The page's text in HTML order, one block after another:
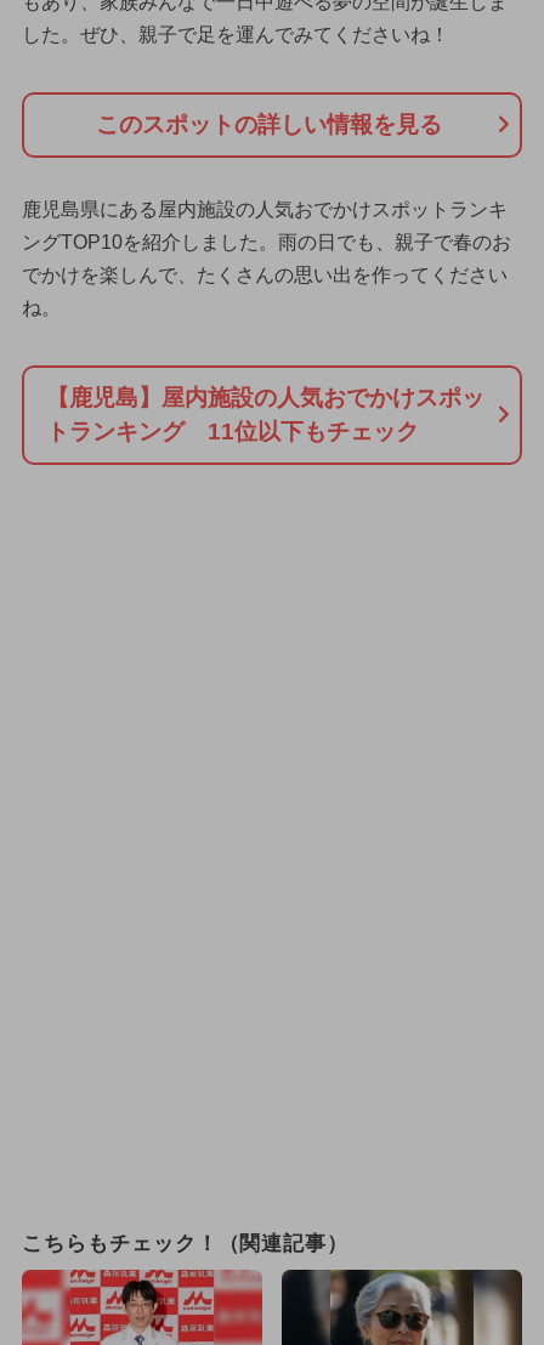
した。ぜひ、親子で足を運んでみてくださいね！
このスポットの詳しい情報を見る
鹿児島県にある屋内施設の人気おでかけスポットランキ
ングTOP10を紹介しました。雨の日でも、親子で春のお
でかけを楽しんで、たくさんの思い出を作ってください
ね。
【鹿児島】屋内施設の人気おでかけスポッ
トランキング 11位以下もチェック
こちらもチェック！（関連記事）